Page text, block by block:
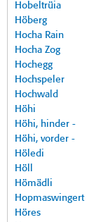
Hobeltrüia
Höberg
Hocha Rain
Hocha Zog
Hochegg
Hochspeler
Hochwald
Höhi
Höhi, hinder -
Höhi, vorder -
Höledi
Höll
Hömädli
Hopmaswingert
Höres